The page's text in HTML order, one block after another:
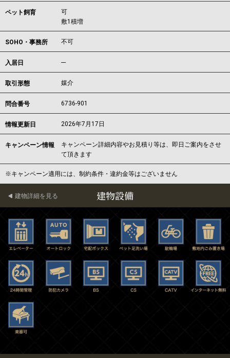
ペット飼育
可
敷1積増
SOHO・事務所 不可
入居日 ---
取引形態 媒介
問合番号 6736-901
情報更新日 2026年7月17日
キャンペーン情報
キャンペーン詳細内容やお見積り等は、即日ご案内をさせ
て頂きます
※キャンペーン適用には、制約条件・違約金等はございません
建物設備
建物詳細を見る